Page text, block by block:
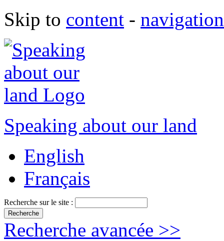
Skip to content - navigation
Speaking about our land
English
Français
Recherche sur le site :
Recherche avancée >>